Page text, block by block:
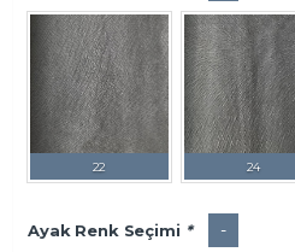
22 24
Ayak Renk Seçimi * -